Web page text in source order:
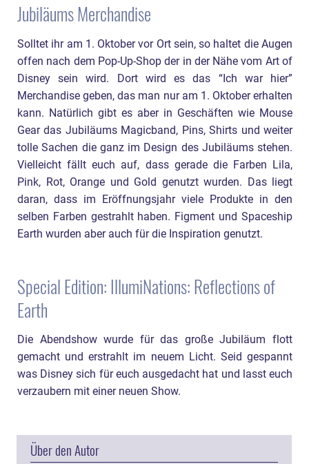
Jubiläums Merchandise
Solltet ihr am 1. Oktober vor Ort sein, so haltet die Augen
offen nach dem Pop-Up-Shop der in der Nähe vom Art of
Disney sein wird. Dort wird es das “Ich war hier”
Merchandise geben, das man nur am 1. Oktober erhalten
kann. Natürlich gibt es aber in Geschäften wie Mouse
Gear das Jubiläums Magicband, Pins, Shirts und weiter
tolle Sachen die ganz im Design des Jubiläums stehen.
Vielleicht fällt euch auf, dass gerade die Farben Lila,
Pink, Rot, Orange und Gold genutzt wurden. Das liegt
daran, dass im Eröffnungsjahr viele Produkte in den
selben Farben gestrahlt haben. Figment und Spaceship
Earth wurden aber auch für die Inspiration genutzt.
Special Edition: IllumiNations: Reflections of
Earth
Die Abendshow wurde für das große Jubiläum flott
gemacht und erstrahlt im neuem Licht. Seid gespannt
was Disney sich für euch ausgedacht hat und lasst euch
verzaubern mit einer neuen Show.
Über den Autor